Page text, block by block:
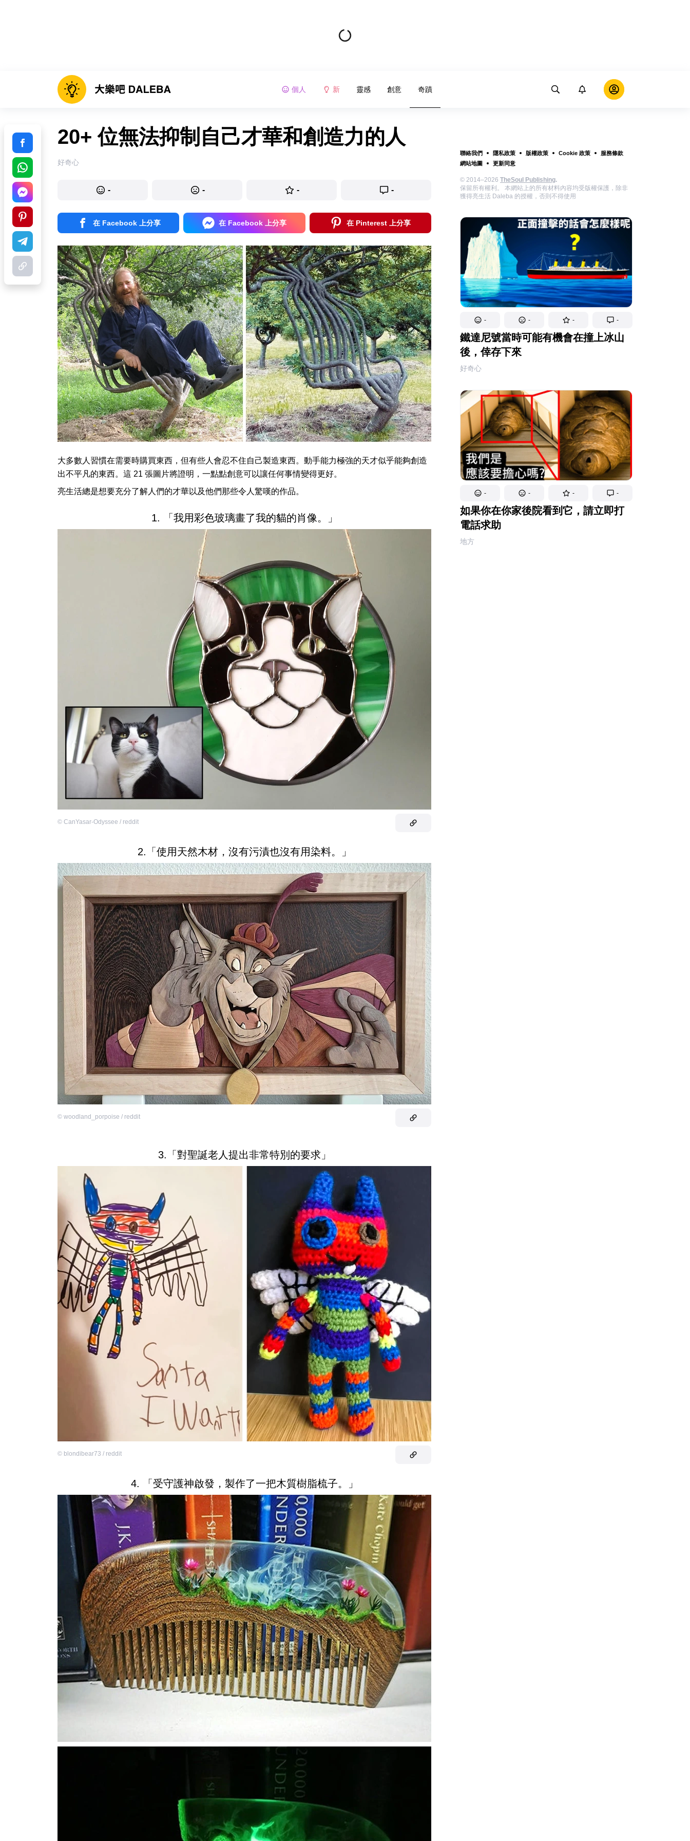
個人 新 靈感 創意 奇蹟
聯絡我們 隱私政策 版權政策 Cookie 政策
服務條款
網站地圖
更新同意
© 2014–2026 TheSoul Publishing.
保留所有權利。 本網站上的所有材料內容均受版權保護，除非
獲得亮生活 Daleba 的授權，否則不得使用
- - - -
鐵達尼號當時可能有機會在撞上冰山
後，倖存下來
好奇心
- - - -
如果你在你家後院看到它，請立即打
電話求助
地方
20+ 位無法抑制自己才華和創造力的人
好奇心
- - - -
在 Facebook 上分享 在 Facebook 上分享 在 Pinterest 上分享
大多數人習慣在需要時購買東西，但有些人會忍不住自己製造東西。動手能力極強的天才似乎能夠創造
出不平凡的東西。這 21 張圖片將證明，一點點創意可以讓任何事情變得更好。
亮生活總是想要充分了解人們的才華以及他們那些令人驚嘆的作品。
1. 「我用彩色玻璃畫了我的貓的肖像。」
© CanYasar-Odyssee / reddit
2.「使用天然木材，沒有污漬也沒有用染料。」
© woodland_porpoise / reddit
3.「對聖誕老人提出非常特別的要求」
© blondibear73 / reddit
4. 「受守護神啟發，製作了一把木質樹脂梳子。」